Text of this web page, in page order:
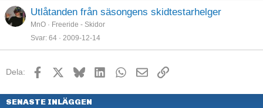
Utlåtanden från säsongens skidtestarhelger
MnO
Freeride - Skidor
Svar 64 2009-12-14
Dela: Facebook BlueskyLinkedInWhatsApp
E-postLänk
SENASTE INLÄGGEN